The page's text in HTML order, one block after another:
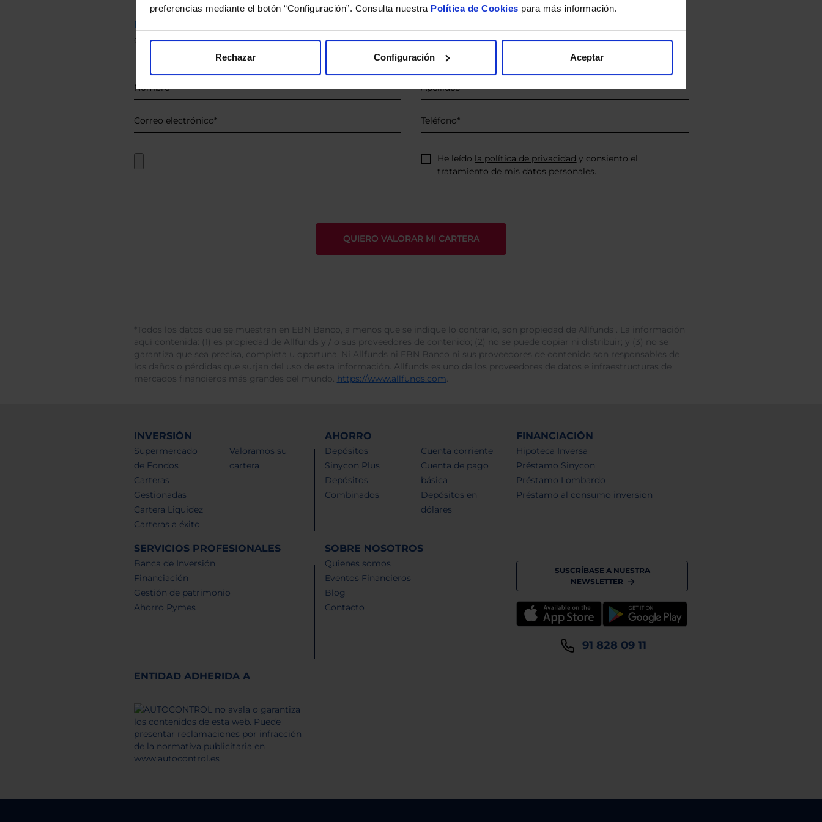
preferencias mediante el botón “Configuración”. Consulta nuestra Política de Cookies para más información.
Rechazar Configuración Aceptar
Descárguese el archivo
de sus alternativas de Clases Limpias con las que podrá ahorrar en sus costes.
He leído la política de privacidad y consiento el
tratamiento de mis datos personales.
*Todos los datos que se muestran en EBN Banco, a menos que se indique lo contrario, son propiedad de Allfunds . La información
aquí contenida: (1) es propiedad de Allfunds y / o sus proveedores de contenido; (2) no se puede copiar ni distribuir; y (3) no se
garantiza que sea precisa, completa u oportuna. Ni Allfunds ni EBN Banco ni sus proveedores de contenido son responsables de
los daños o pérdidas que surjan del uso de esta información. Allfunds es uno de los proveedores de datos e infraestructuras de
mercados financieros más grandes del mundo. https://www.allfunds.com.
INVERSIÓN
Supermercado
de Fondos
Carteras
Gestionadas
Cartera Liquidez
Carteras a éxito
Valoramos su
cartera
AHORRO
Depósitos
Sinycon Plus
Depósitos
Combinados
Cuenta corriente
Cuenta de pago
básica
Depósitos en
dólares
FINANCIACIÓN
Hipoteca Inversa
Préstamo Sinycon
Préstamo Lombardo
Préstamo al consumo inversion
SERVICIOS PROFESIONALES
Banca de Inversión
Financiación
Gestión de patrimonio
Ahorro Pymes
SOBRE NOSOTROS
Quienes somos
Eventos Financieros
Blog
Contacto
SUSCRÍBASE A NUESTRA
NEWSLETTER
91 828 09 11
ENTIDAD ADHERIDA A